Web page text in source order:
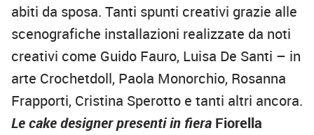
abiti da sposa. Tanti spunti creativi grazie alle
scenografiche installazioni realizzate da noti
creativi come Guido Fauro, Luisa De Santi – in
arte Crochetdoll, Paola Monorchio, Rosanna
Frapporti, Cristina Sperotto e tanti altri ancora.
Le cake designer presenti in fiera Fiorella